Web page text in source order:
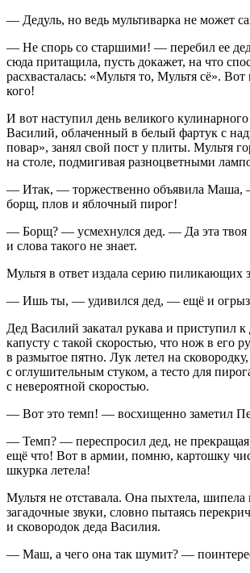
— Дедуль, но ведь мультиварка не может
— Не спорь со старшими! — перебил ее
сюда притащила, пусть докажет, на что
расхвасталась: «Мультя то, Мультя сё».
кого!
И вот наступил день великого
Василий, облаченный в белый фартук с
повар», занял свой пост у плиты. Мультя
на столе, подмигивая разноцветными
— Итак, — торжественно объявила Маша,
борщ, плов и яблочный пирог!
— Борщ? — усмехнулся дед. — Да эта твоя
и слова такого не знает.
Мультя в ответ издала серию пиликающих
— Ишь ты, — удивился дед, — ещё и
Дед Василий закатал рукава и приступил
капусту с такой скоростью, что нож в его
в размытое пятно. Лук летел на
с оглушительным стуком, а тесто для
с невероятной скоростью.
— Вот это темп! — восхищенно заметил
— Темп? — переспросил дед, не
ещё что! Вот в армии, помню, картошку
шкурка летела!
Мультя не отставала. Она пыхтела, шипела
загадочные звуки, словно пытаясь
и сковородок деда Василия.
— Маш, а чего она так шумит? —